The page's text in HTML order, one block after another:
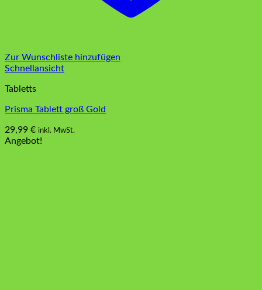
Zur Wunschliste hinzufügen
Schnellansicht
Tabletts
Prisma Tablett groß Gold
29,99 € inkl. MwSt.
Angebot!